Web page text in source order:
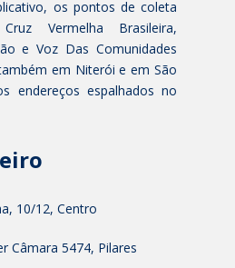
os pontos de coleta
Vermelha Brasileira,
e Voz Das Comunidades
em Niterói e em São
endereços espalhados no
10/12, Centro
Câmara 5474, Pilares